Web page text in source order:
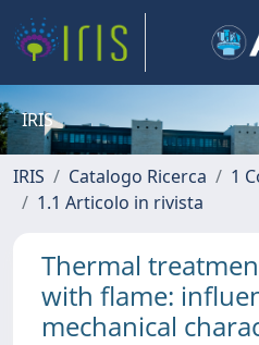
IRIS
IRIS Catalogo Ricerca
1
1.1 Articolo in rivista
Thermal
with flame:
mechanical